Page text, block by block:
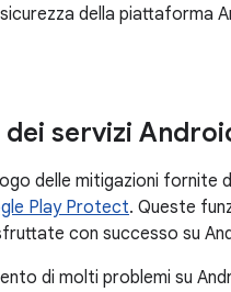
della piattaforma
servizi
delle mitigazioni fornite
Play Protect. Queste
con successo su
di molti problemi su